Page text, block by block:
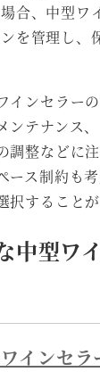
合、中型ワ
を管理し、
インセラー
ンテナンス
調整などに
ース制約も
択することが
中型ワ
インセラ